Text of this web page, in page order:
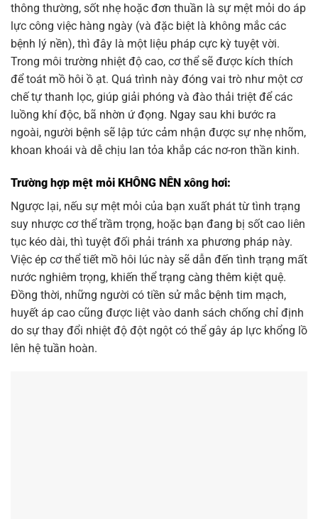
thông thường, sốt nhẹ hoặc đơn thuần là sự mệt mỏi do áp
lực công việc hàng ngày (và đặc biệt là không mắc các
bệnh lý nền), thì đây là một liệu pháp cực kỳ tuyệt vời.
Trong môi trường nhiệt độ cao, cơ thể sẽ được kích thích
để toát mồ hôi ồ ạt. Quá trình này đóng vai trò như một cơ
chế tự thanh lọc, giúp giải phóng và đào thải triệt để các
luồng khí độc, bã nhờn ứ đọng. Ngay sau khi bước ra
ngoài, người bệnh sẽ lập tức cảm nhận được sự nhẹ nhõm,
khoan khoái và dễ chịu lan tỏa khắp các nơ-ron thần kinh.
Trường hợp mệt mỏi KHÔNG NÊN xông hơi:
Ngược lại, nếu sự mệt mỏi của bạn xuất phát từ tình trạng
suy nhược cơ thể trầm trọng, hoặc bạn đang bị sốt cao liên
tục kéo dài, thì tuyệt đối phải tránh xa phương pháp này.
Việc ép cơ thể tiết mồ hôi lúc này sẽ dẫn đến tình trạng mất
nước nghiêm trọng, khiến thể trạng càng thêm kiệt quệ.
Đồng thời, những người có tiền sử mắc bệnh tim mạch,
huyết áp cao cũng được liệt vào danh sách chống chỉ định
do sự thay đổi nhiệt độ đột ngột có thể gây áp lực khổng lồ
lên hệ tuần hoàn.